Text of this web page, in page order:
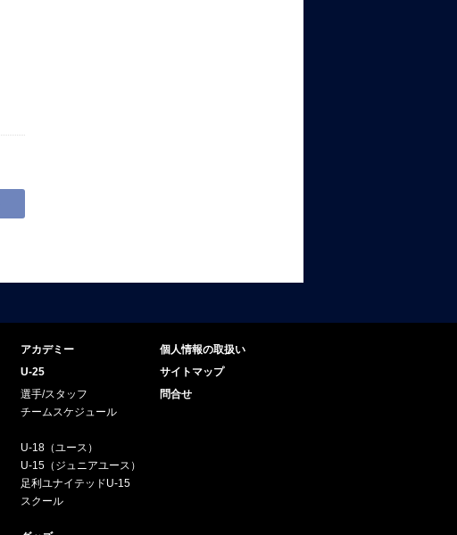
アカデミー
U-25
選手/スタッフ
チームスケジュール
U-18（ユース）
U-15（ジュニアユース）
足利ユナイテッドU-15
スクール
個人情報の取扱い
サイトマップ
問合せ